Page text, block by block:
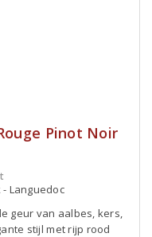
Pinot Noir
Languedoc
geur van aalbes, kers,
stijl met rijp rood